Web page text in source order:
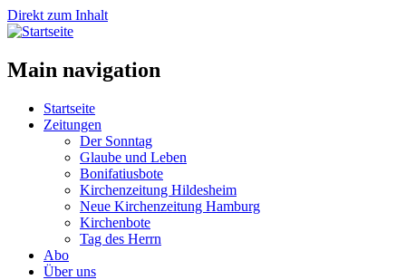
Direkt zum Inhalt
Main navigation
Startseite
Zeitungen
Der Sonntag
Glaube und Leben
Bonifatiusbote
Kirchenzeitung Hildesheim
Neue Kirchenzeitung Hamburg
Kirchenbote
Tag des Herrn
Abo
Über uns